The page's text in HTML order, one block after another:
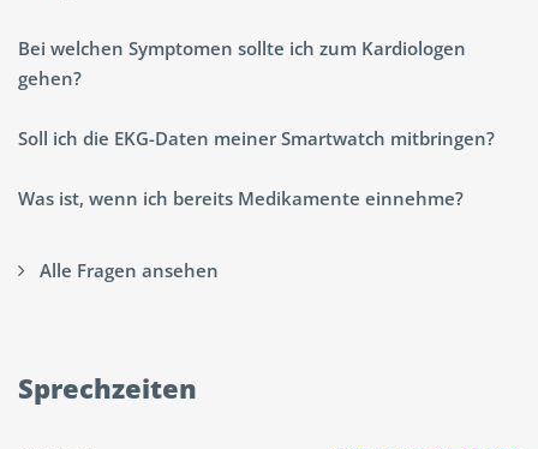
Bei welchen Symptomen sollte ich zum Kardiologen
gehen?
Soll ich die EKG-Daten meiner Smartwatch mitbringen?
Was ist, wenn ich bereits Medikamente einnehme?
Alle Fragen ansehen
Sprechzeiten